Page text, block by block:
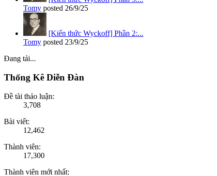
Tomy posted 26/9/25
[Kiến thức Wyckoff] Phần 2:...
Tomy posted 23/9/25
Đang tải...
Thống Kê Diễn Đàn
Đề tài thảo luận:
3,708
Bài viết:
12,462
Thành viên:
17,300
Thành viên mới nhất: